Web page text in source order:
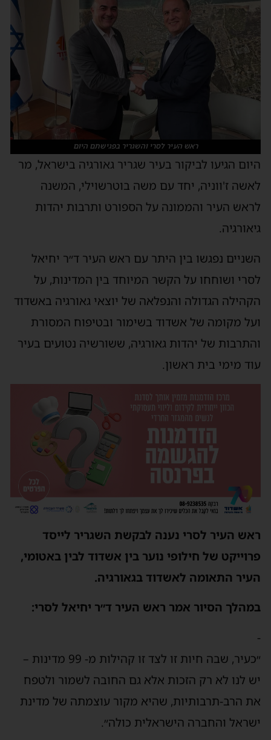
ראש העיר לסרי והשגריר בפגישתם היום
היום הגיעו לביקור בעיר שגריר גאורגיה בישראל, מר
לאשה ז'ווניה, יחד עם משה בוטרשוילי, המשנה
לראש העיר והממונה על הספורט ותרבות יהדות
גיאורגיה.
השניים נפגשו בין היתר עם ראש העיר ד״ר יחיאל
לסרי ושוחחו על הקשר המיוחד בין המדינות, על
הקהילה הגדולה והנפלאה של יוצאי גאורגיה באשדוד
ועל מקומה של אשדוד בשימור ובטיפוח המסורת
והתרבות של יהדות גאורגיה, ששורשיה נטועים בעיר
עוד מימי בית ראשון.
ראש העיר לסרי נענה לבקשת השגריר לייסד
פרוייקט של חילופי נוער בין אשדוד לבין באטומי,
העיר התאומה לאשדוד בגאורגיה.
במהלך הסיור אמר ראש העיר ד״ר יחיאל לסרי:
-
״כעיר, שבה חיות זו לצד זו קהילות מ- 99 מדינות –
יש לנו לא רק הזכות אלא גם החובה לשמור ולטפח
את הרב-תרבותיות, שהיא מקור עוצמתה של מדינת
ישראל והחברה הישראלית כולה״.